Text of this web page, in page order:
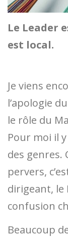
Le Leader
est local.
Je viens
l’apologie
le rôle du
Pour moi il
des genres.
pervers,
dirigeant, le
confusion
Beaucoup